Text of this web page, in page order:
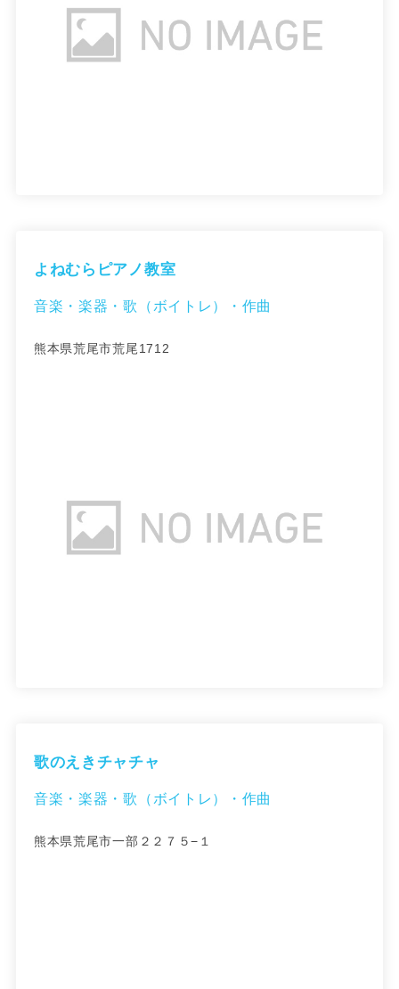
よねむらピアノ教室
音楽・楽器・歌（ボイトレ）・作曲
熊本県荒尾市荒尾1712
歌のえきチャチャ
音楽・楽器・歌（ボイトレ）・作曲
熊本県荒尾市一部２２７５−１